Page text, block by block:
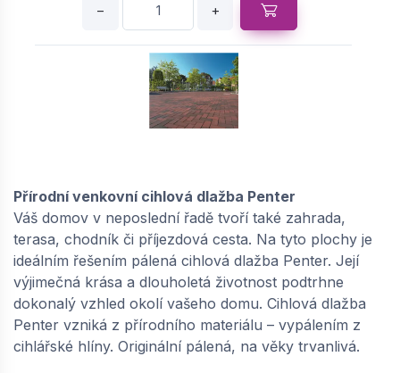
− +
34572100
dodání do cca 6 týdnů
22,69Kč / ks
− +
Přírodní venkovní cihlová dlažba Penter
Váš domov v neposlední řadě tvoří také zahrada,
terasa, chodník či příjezdová cesta. Na tyto plochy je
ideálním řešením pálená cihlová dlažba Penter. Její
výjimečná krása a dlouholetá životnost podtrhne
dokonalý vzhled okolí vašeho domu. Cihlová dlažba
Penter vzniká z přírodního materiálu – vypálením z
cihlářské hlíny. Originální pálená, na věky trvanlivá.